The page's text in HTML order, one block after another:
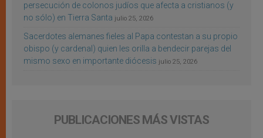
persecución de colonos judíos que afecta a cristianos (y
no sólo) en Tierra Santa julio 25, 2026
Sacerdotes alemanes fieles al Papa contestan a su propio
obispo (y cardenal) quien les orilla a bendecir parejas del
mismo sexo en importante diócesis julio 25, 2026
PUBLICACIONES MÁS VISTAS